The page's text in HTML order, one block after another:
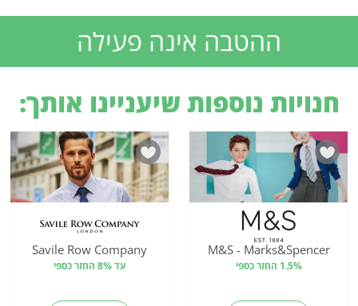
ההטבה אינה פעילה
חנויות נוספות שיעניינו אותך:
M&S - Marks&Spencer
1.5% החזר כספי
Savile Row Company
עד 8% החזר כספי